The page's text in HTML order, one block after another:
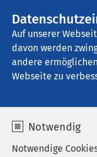
Auf unserer
davon werden
andere
Webseite zu
Notwendig
Notwendige
AMEOS Klinikum